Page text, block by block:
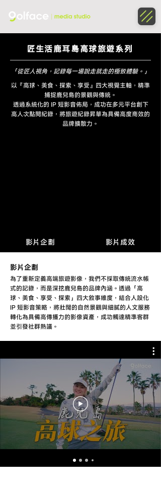
匠生活鹿耳島高球旅遊系列
「從匠人視角，記錄每一場說走就走的極致體驗。」
以『高球、美食、探索、享受』四大視覺主軸，精準
捕捉鹿兒島的景觀與傳統。
透過系統化的 IP 短影音佈局，成功在多元平台創下
高人次點閱紀錄，將旅遊紀錄昇華為具備高度商效的
品牌擴散力。
影片企劃 影片成效
​影片企劃
為了重新定義高端旅遊影像，我們不採取傳統流水帳
式的記錄，而是深挖鹿兒島的品牌內涵。透過「高
球、美食、享受、探索」四大敘事維度，結合人設化
IP 短影音策略，將壯闊的自然景觀與細膩的人文服務
轉化為具備高傳播力的影像資產，成功觸達精準客群
並引發社群熱議。